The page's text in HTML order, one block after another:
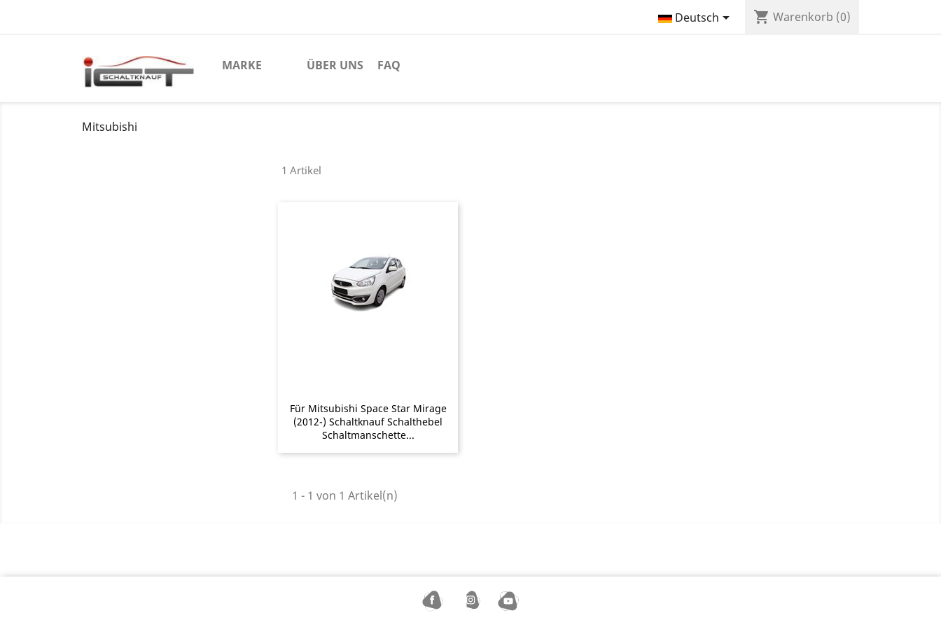
Deutsch shopping_cart Warenkorb (0)
MARKE ÜBER UNS FAQ
Mitsubishi
1 Artikel
Für Mitsubishi Space Star Mirage
(2012-) Schaltknauf Schalthebel
Schaltmanschette...
1 - 1 von 1 Artikel(n)